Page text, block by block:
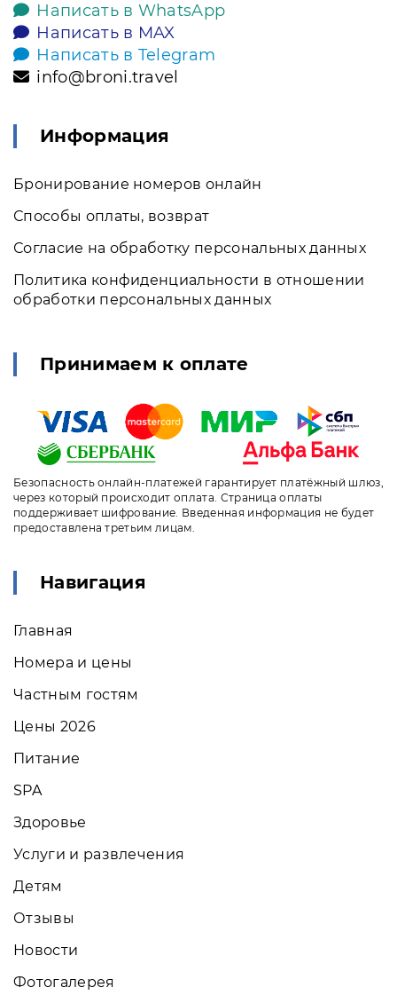
Написать в WhatsApp
Написать в MAX
Написать в Telegram
info@broni.travel
Информация
Бронирование номеров онлайн
Способы оплаты, возврат
Согласие на обработку персональных данных
Политика конфиденциальности в отношении
обработки персональных данных
Принимаем к оплате
Безопасность онлайн-платежей гарантирует платёжный шлюз,
через который происходит оплата. Страница оплаты
поддерживает шифрование. Введенная информация не будет
предоставлена третьим лицам.
Навигация
Главная
Номера и цены
Частным гостям
Цены 2026
Питание
SPA
Здоровье
Услуги и развлечения
Детям
Отзывы
Новости
Фотогалерея